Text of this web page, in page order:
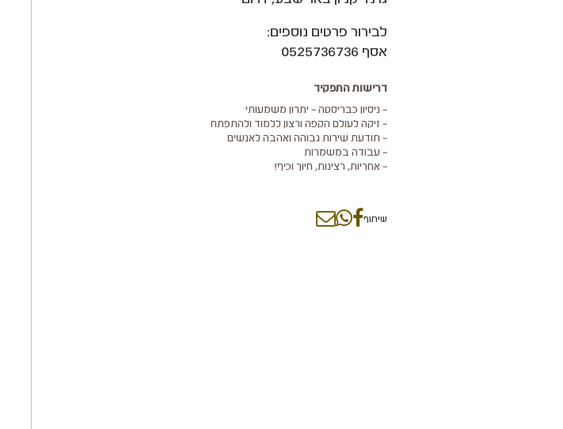
לבירור פרטים נוספים:
אסף 0525736736
דרישות התפקיד
– ניסיון כבריסטה – יתרון משמעותי
– זיקה לעולם הקפה ורצון ללמוד ולהתפתח
– תודעת שירות גבוהה ואהבה לאנשים
– עבודה במשמרות
– אחריות, רצינות, חיוך וכיף!
שיתוף